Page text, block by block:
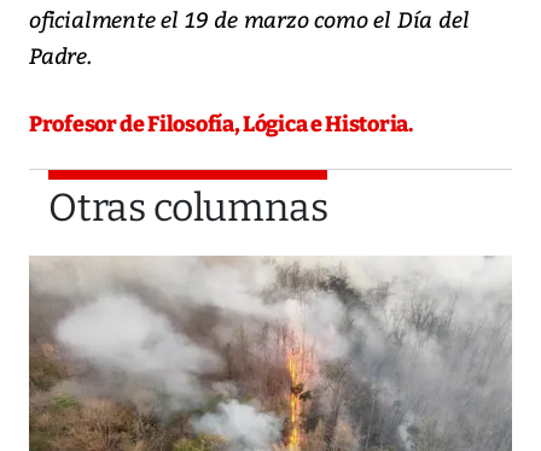
oficialmente el 19 de marzo como el Día del
Padre.
Profesor de Filosofía, Lógica e Historia.
Otras columnas